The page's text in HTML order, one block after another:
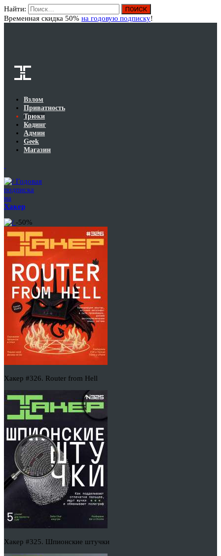
Найти:
Временная скидка 50% на годовую подписку!
Взлом
Приватность
Трюки
Кодинг
Админ
Geek
Магазин
Годовая
подписка
на
Хакер
-50%
Хакер #326. Router from Hell
Хакер #325. Шпионские штучки